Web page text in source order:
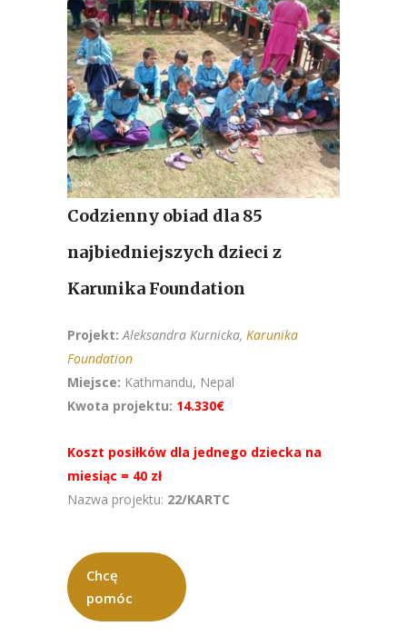
Codzienny obiad dla 85
najbiedniejszych dzieci z
Karunika Foundation
Projekt:Aleksandra Kurnicka, Karunika
Foundation
Miejsce: Kathmandu, Nepal
Kwota projektu: 14.330€
Koszt posiłków dla jednego dziecka na
miesiąc = 40 zł
Nazwa projektu: 22/KARTC
Chcę
pomóc